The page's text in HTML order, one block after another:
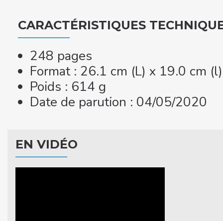
CARACTÉRISTIQUES
248 pages
Format : 26.1 cm (L) x 19.0 cm
Poids : 614 g
Date de parution : 04/05/2020
EN VIDÉO